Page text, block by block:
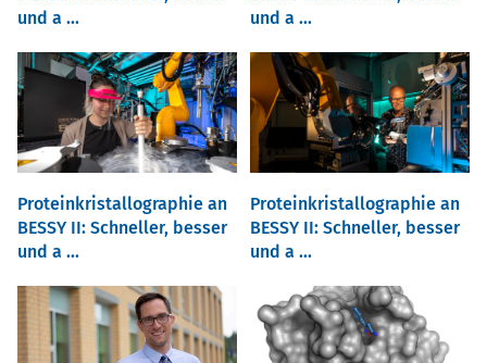
und a ...
und a ...
Proteinkristallographie an
BESSY II: Schneller, besser
und a ...
Proteinkristallographie an
BESSY II: Schneller, besser
und a ...